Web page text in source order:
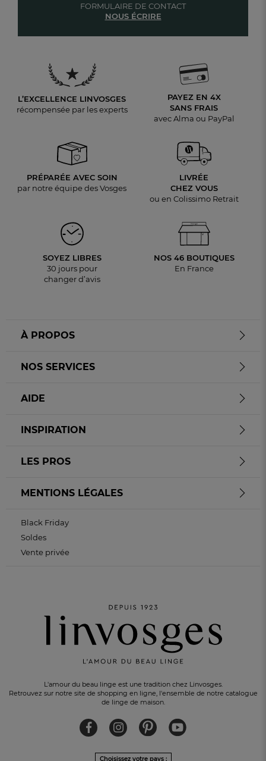
FORMULAIRE DE CONTACT
NOUS ÉCRIRE
L’EXCELLENCE LINVOSGES
récompensée par les experts
PAYEZ EN 4X
SANS FRAIS
avec Alma ou PayPal
PRÉPARÉE AVEC SOIN
par notre équipe des Vosges
LIVRÉE
CHEZ VOUS
ou en Colissimo Retrait
SOYEZ LIBRES
30 jours pour
changer d’avis
NOS 46 BOUTIQUES
En France
L'amour du beau linge est une tradition chez Linvosges.
Retrouvez sur notre site de shopping en ligne, l'ensemble de notre catalogue
de linge de maison.
Choisissez votre pays :
À PROPOS
NOS SERVICES
AIDE
INSPIRATION
LES PROS
MENTIONS LÉGALES
Black Friday
Soldes
Vente privée